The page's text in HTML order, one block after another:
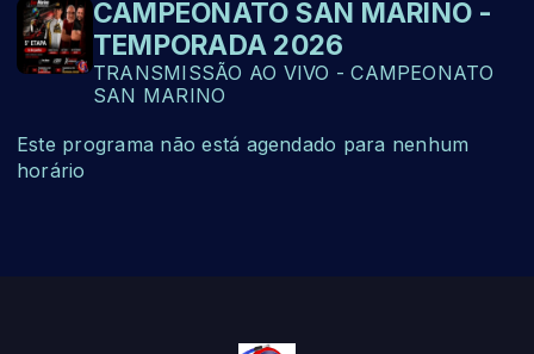
CAMPEONATO SAN MARINO -
TEMPORADA 2026
TRANSMISSÃO AO VIVO - CAMPEONATO
SAN MARINO
Este programa não está agendado para nenhum
horário